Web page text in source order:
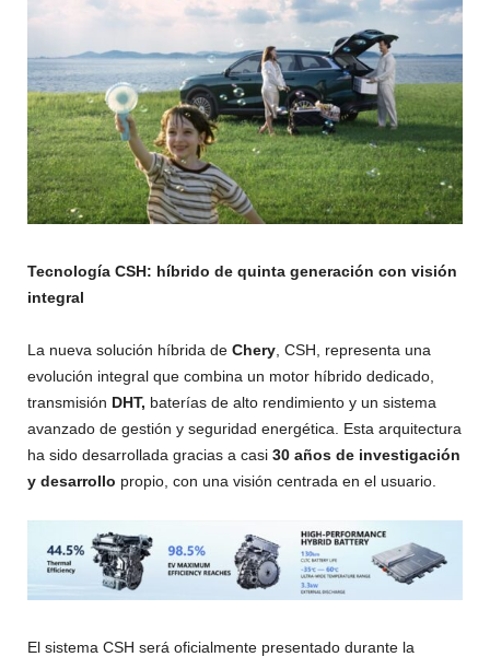
Tecnología CSH: híbrido de quinta generación con visión
integral
La nueva solución híbrida de Chery , CSH, representa una
evolución integral que combina un motor híbrido dedicado,
transmisión DHT, baterías de alto rendimiento y un sistema
avanzado de gestión y seguridad energética. Esta arquitectura
ha sido desarrollada gracias a casi 30 años de investigación
y desarrollo propio, con una visión centrada en el usuario.
El sistema CSH será oficialmente presentado durante la